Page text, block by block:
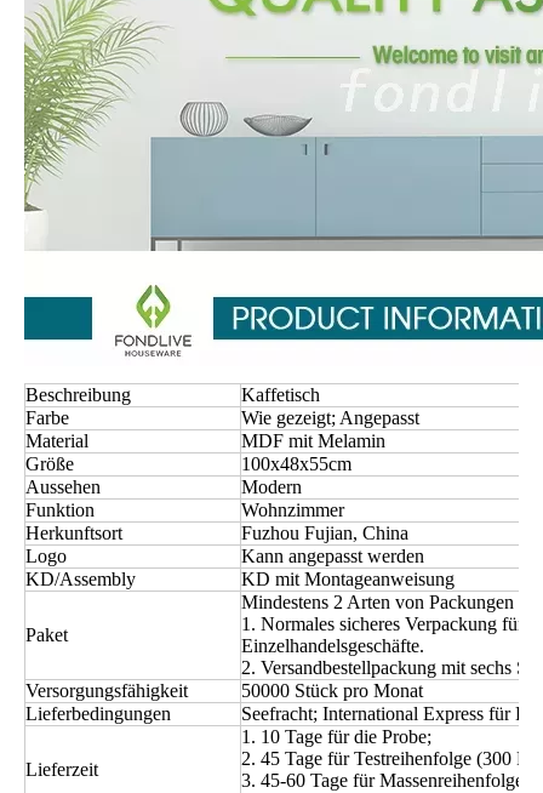
Beschreibung
Kaffetisch
Farbe
Wie gezeigt; Angepasst
Material
MDF mit Melamin
Größe
100x48x55cm
Aussehen
Modern
Funktion
Wohnzimmer
Herkunftsort
Fuzhou Fujian, China
Logo
Kann angepasst werden
KD/Assembly
KD mit Montageanweisung
Paket
Mindestens 2 Arten von Packungen
1. Normales sicheres Verpackung für
Einzelhandelsgeschäfte.
2. Versandbestellpackung mit sechs
Versorgungsfähigkeit
50000 Stück pro Monat
Lieferbedingungen
Seefracht; International Express für
Lieferzeit
1. 10 Tage für die Probe;
2. 45 Tage für Testreihenfolge (300
3. 45-60 Tage für Massenreihenfolge